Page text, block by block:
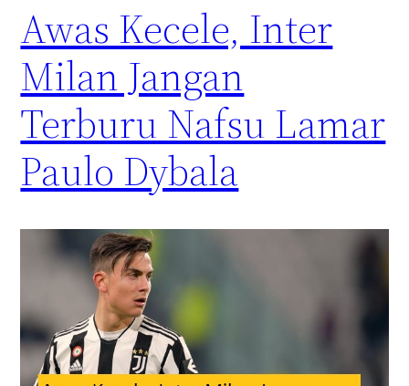
Awas Kecele, Inter
Milan Jangan
Terburu Nafsu Lamar
Paulo Dybala